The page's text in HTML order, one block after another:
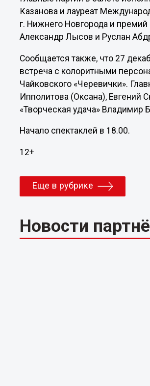
Казанова и лауреат
г. Нижнего Новгорода и
Александр Лысов и Руслан
Сообщается также, что 27
встреча с колоритными
Чайковского «Черевички».
Ипполитова (Оксана), Евгений
«Творческая удача» Владимир
Начало спектаклей в 18.00.
12+
Еще в рубрике
Новости